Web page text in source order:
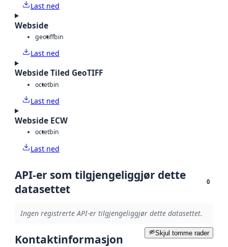
Last ned
Webside
geotiffbin
Last ned
Webside Tiled GeoTIFF
octetbin
Last ned
Webside ECW
octetbin
Last ned
API-er som tilgjengeliggjør dette
datasettet
0
Ingen registrerte API-er tilgjengeliggjør dette datasettet.
Skjul tomme rader
Kontaktinformasjon